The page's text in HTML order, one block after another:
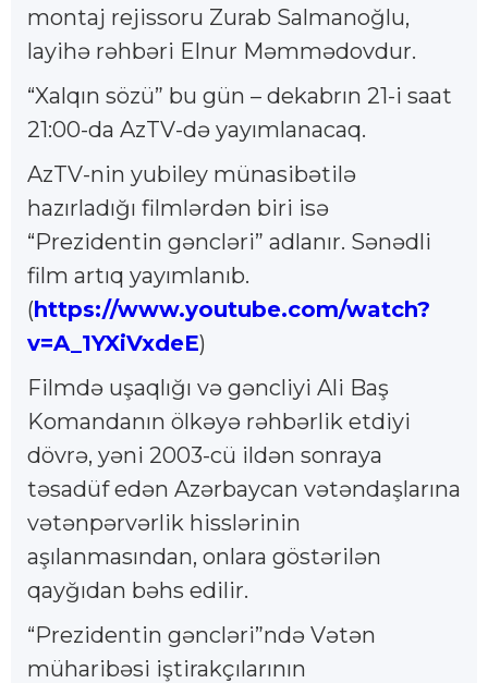
montaj rejissoru Zurab Salmanoğlu,
layihə rəhbəri Elnur Məmmədovdur.
“Xalqın sözü” bu gün – dekabrın 21-i saat
21:00-da AzTV-də yayımlanacaq.
AzTV-nin yubiley münasibətilə
hazırladığı filmlərdən biri isə
“Prezidentin gəncləri” adlanır. Sənədli
film artıq yayımlanıb.
(https://www.youtube.com/watch?
v=A_1YXiVxdeE)
Filmdə uşaqlığı və gəncliyi Ali Baş
Komandanın ölkəyə rəhbərlik etdiyi
dövrə, yəni 2003-cü ildən sonraya
təsadüf edən Azərbaycan vətəndaşlarına
vətənpərvərlik hisslərinin
aşılanmasından, onlara göstərilən
qayğıdan bəhs edilir.
“Prezidentin gəncləri”ndə Vətən
müharibəsi iştirakçılarının